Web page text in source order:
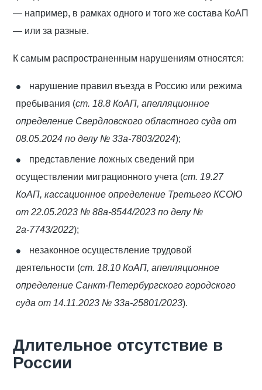
— например, в рамках одного и того же состава КоАП
— или за разные.
К самым распространенным нарушениям относятся:
нарушение правил въезда в Россию или режима
пребывания (ст. 18.8 КоАП, апелляционное
определение Свердловского областного суда от
08.05.2024 по делу № 33а-7803/2024);
представление ложных сведений при
осуществлении миграционного учета (ст. 19.27
КоАП, кассационное определение Третьего КСОЮ
от 22.05.2023 № 88а-8544/2023 по делу №
2а-7743/2022);
незаконное осуществление трудовой
деятельности (ст. 18.10 КоАП, апелляционное
определение Санкт-Петербургского городского
суда от 14.11.2023 № 33а-25801/2023).
Длительное отсутствие в
России